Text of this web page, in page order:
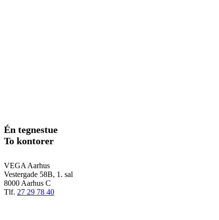
Én tegnestue
To kontorer
VEGA Aarhus
Vestergade 58B, 1. sal
8000 Aarhus C
Tlf. 27 29 78 40